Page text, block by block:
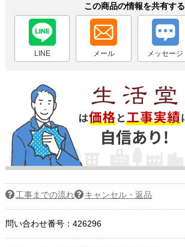
この商品の情報を共有する
LINE メール メッセージ
工事までの流れ キャンセル・返品
問い合わせ番号：426296